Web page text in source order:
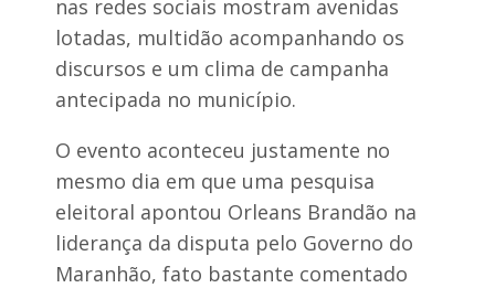
nas redes sociais mostram avenidas
lotadas, multidão acompanhando os
discursos e um clima de campanha
antecipada no município.
O evento aconteceu justamente no
mesmo dia em que uma pesquisa
eleitoral apontou Orleans Brandão na
liderança da disputa pelo Governo do
Maranhão, fato bastante comentado